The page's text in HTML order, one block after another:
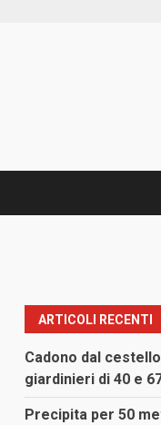
ARTICOLI RECENTI
Cadono dal
giardinieri di 40 e
Precipita per 50